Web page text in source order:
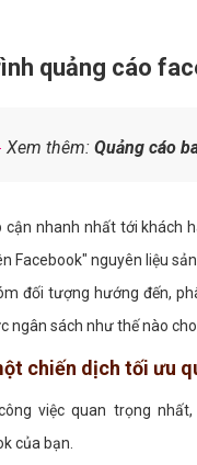
quảng cáo
Xem thêm: Quảng cáo
cận nhanh nhất tới khách
Facebook" nguyên liệu
đối tượng hướng đến,
ngân sách như thế nào cho
chiến dịch tối ưu
việc quan trọng
của bạn.